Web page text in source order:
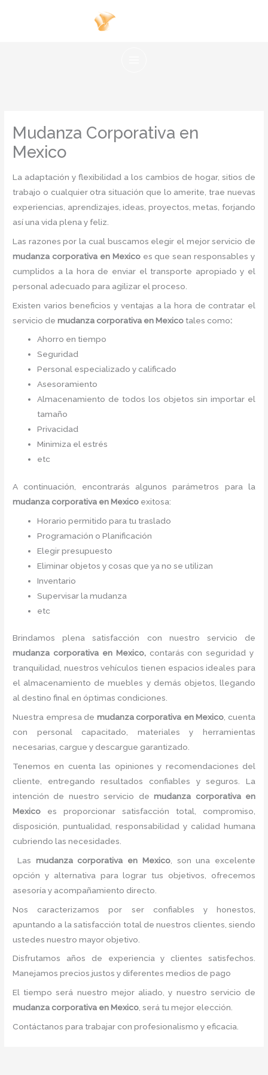
Mudanza Corporativa en
Mexico
La adaptación y flexibilidad a los cambios de hogar, sitios de
trabajo o cualquier otra situación que lo amerite, trae nuevas
experiencias, aprendizajes, ideas, proyectos, metas, forjando
así una vida plena y feliz.
Las razones por la cual buscamos elegir el mejor servicio de
mudanza corporativa en Mexico es que sean responsables y
cumplidos a la hora de enviar el transporte apropiado y el
personal adecuado para agilizar el proceso.
Existen varios beneficios y ventajas a la hora de contratar el
servicio de mudanza corporativa en Mexico tales como:
Ahorro en tiempo
Seguridad
Personal especializado y calificado
Asesoramiento
Almacenamiento de todos los objetos sin importar el
tamaño
Privacidad
Minimiza el estrés
etc
A continuación, encontrarás algunos parámetros para la
mudanza corporativa en Mexico exitosa:
Horario permitido para tu traslado
Programación o Planificación
Elegir presupuesto
Eliminar objetos y cosas que ya no se utilizan
Inventario
Supervisar la mudanza
etc
Brindamos plena satisfacción con nuestro servicio de
mudanza corporativa en Mexico, contarás con seguridad y
tranquilidad, nuestros vehículos tienen espacios ideales para
el almacenamiento de muebles y demás objetos, llegando
al destino final en óptimas condiciones.
Nuestra empresa de mudanza corporativa en Mexico , cuenta
con personal capacitado, materiales y herramientas
necesarias, cargue y descargue garantizado.
Tenemos en cuenta las opiniones y recomendaciones del
cliente, entregando resultados confiables y seguros. La
intención de nuestro servicio de mudanza corporativa en
Mexico es proporcionar satisfacción total, compromiso,
disposición, puntualidad, responsabilidad y calidad humana
cubriendo las necesidades.
Las mudanza corporativa en Mexico, son una excelente
opción y alternativa para lograr tus objetivos, ofrecemos
asesoría y acompañamiento directo.
Nos caracterizamos por ser confiables y honestos,
apuntando a la satisfacción total de nuestros clientes, siendo
ustedes nuestro mayor objetivo.
Disfrutamos años de experiencia y clientes satisfechos.
Manejamos precios justos y diferentes medios de pago
El tiempo será nuestro mejor aliado, y nuestro servicio de
mudanza corporativa en Mexico, será tu mejor elección.
Contáctanos para trabajar con profesionalismo y eficacia.